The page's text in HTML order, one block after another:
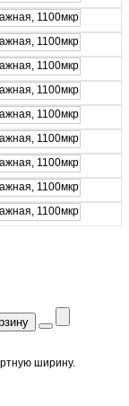
ширину.